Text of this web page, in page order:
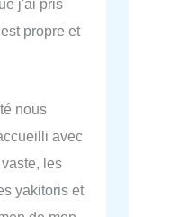
j'ai pris
propre et
nous
avec
les
yakitoris et